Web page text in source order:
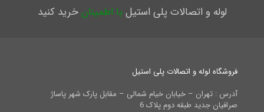
لوله و اتصالات پلی استیل با اطمینانخرید کنید
فروشگاه لوله و اتصالات پلی استیل
آدرس : تهران – خیابان خیام شمالی – مقابل پارک شهر پاساژ
صرافیان جدید طبقه دوم پلاک 6